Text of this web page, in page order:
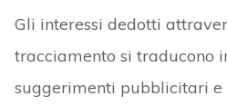
Gli interessi dedotti
tracciamento si traducono
suggerimenti pubblicitari